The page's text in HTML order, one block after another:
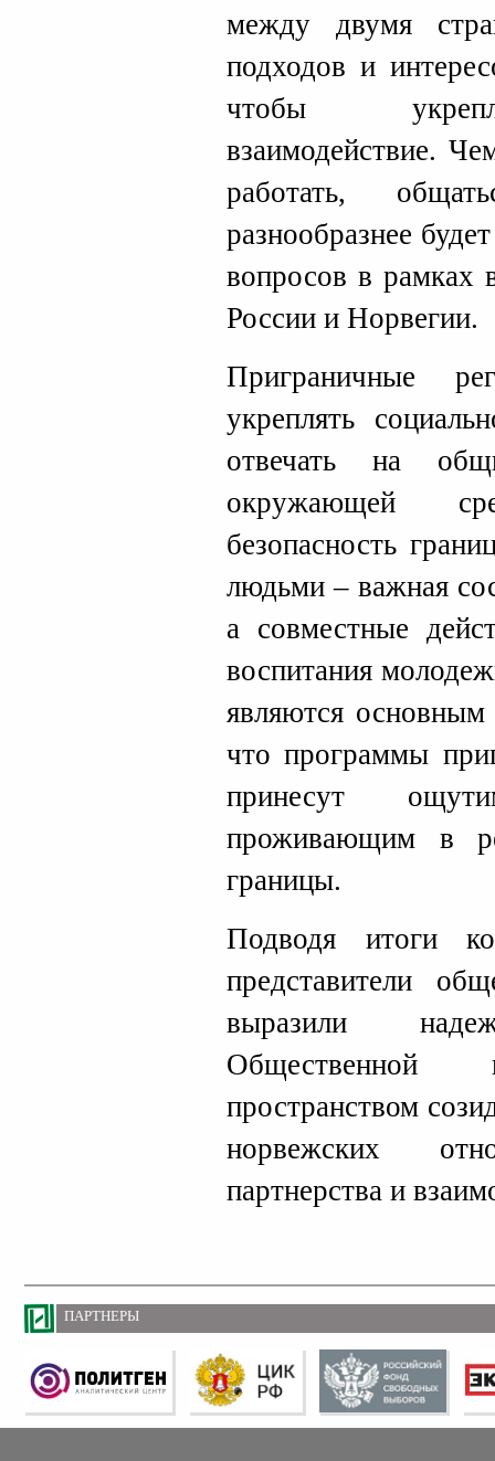
между двумя
подходов и
чтобы
взаимодействие.
работать,
разнообразнее
вопросов в рамках
России и Норвегии.
Приграничные
укреплять
отвечать на
окружающей
безопасность
людьми – важная
а совместные
воспитания
являются
что программы
принесут
проживающим в
границы.
Подводя итоги
представители
выразили
пространством
норвежских
партнерства и
ПАРТНЕРЫ